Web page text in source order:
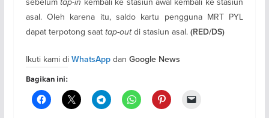
asal. Oleh karena itu, saldo kartu pengguna MRT PYL
dapat terpotong saat tap-outdi stasiun asal. (RED/DS)
Ikuti kami di WhatsAppdan Google News
Bagikan ini: